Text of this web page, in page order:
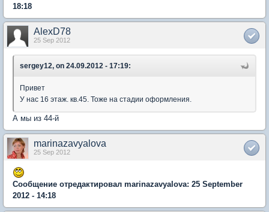
18:18
AlexD78
25 Sep 2012
sergey12, on 24.09.2012 - 17:19:
Привет
У нас 16 этаж. кв.45. Тоже на стадии оформления.
А мы из 44-й
marinazavyalova
25 Sep 2012
Сообщение отредактировал marinazavyalova: 25 September
2012 - 14:18